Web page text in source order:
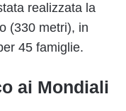
realizzata la
(330 metri), in
45 famiglie.
ai Mondiali